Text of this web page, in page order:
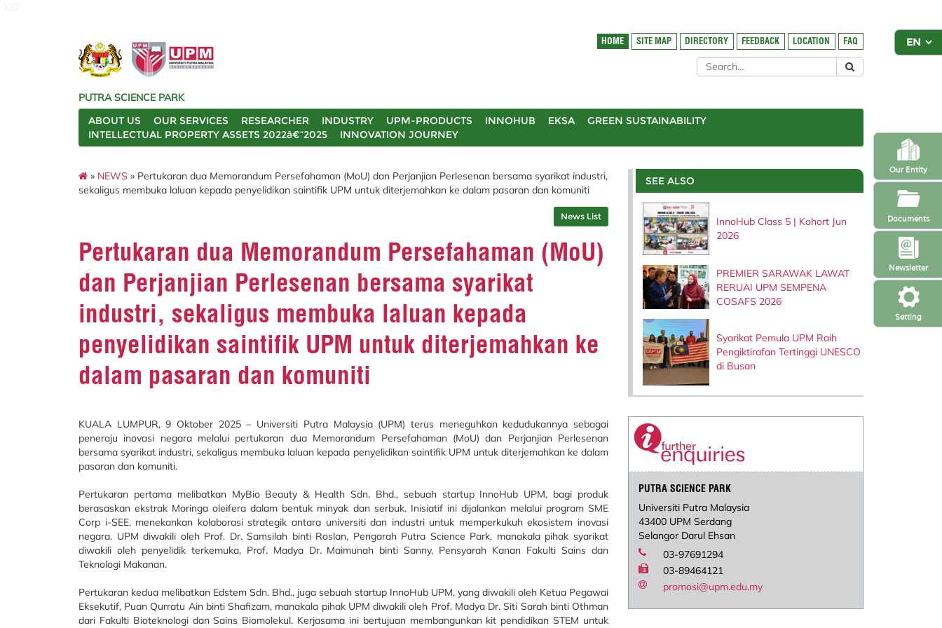
Setting
Newsletter
Our Entity
Documents
HOME SITE MAP DIRECTORY FEEDBACK LOCATION FAQ
PUTRA SCIENCE PARK
ABOUT US
OUR SERVICES RESEARCHER INDUSTRY UPM-PRODUCTS INNOHUB EKSA
GREEN SUSTAINABILITY
INTELLECTUAL PROPERTY ASSETS 2022â€“2025
INNOVATION JOURNEY
» NEWS » Pertukaran dua Memorandum Persefahaman (MoU) dan Perjanjian Perlesenan bersama syarikat industri,
sekaligus membuka laluan kepada penyelidikan saintifik UPM untuk diterjemahkan ke dalam pasaran dan komuniti
News List
Pertukaran dua Memorandum Persefahaman (MoU)
dan Perjanjian Perlesenan bersama syarikat
industri, sekaligus membuka laluan kepada
penyelidikan saintifik UPM untuk diterjemahkan ke
dalam pasaran dan komuniti
KUALA LUMPUR, 9 Oktober 2025 – Universiti Putra Malaysia (UPM) terus meneguhkan kedudukannya sebagai
peneraju inovasi negara melalui pertukaran dua Memorandum Persefahaman (MoU) dan Perjanjian Perlesenan
bersama syarikat industri, sekaligus membuka laluan kepada penyelidikan saintifik UPM untuk diterjemahkan ke dalam
pasaran dan komuniti.
Pertukaran pertama melibatkan MyBio Beauty & Health Sdn. Bhd., sebuah startup InnoHub UPM, bagi produk
berasaskan ekstrak Moringa oleifera dalam bentuk minyak dan serbuk. Inisiatif ini dijalankan melalui program SME
Corp i-SEE, menekankan kolaborasi strategik antara universiti dan industri untuk memperkukuh ekosistem inovasi
negara. UPM diwakili oleh Prof. Dr. Samsilah binti Roslan, Pengarah Putra Science Park, manakala pihak syarikat
diwakili oleh penyelidik terkemuka, Prof. Madya Dr. Maimunah binti Sanny, Pensyarah Kanan Fakulti Sains dan
Teknologi Makanan.
Pertukaran kedua melibatkan Edstem Sdn. Bhd., juga sebuah startup InnoHub UPM, yang diwakili oleh Ketua Pegawai
Eksekutif, Puan Qurratu Ain binti Shafizam, manakala pihak UPM diwakili oleh Prof. Madya Dr. Siti Sarah binti Othman
dari Fakulti Bioteknologi dan Sains Biomolekul. Kerjasama ini bertujuan membangunkan kit pendidikan STEM untuk
SEE ALSO
InnoHub Class 5 | Kohort Jun
2026
PREMIER SARAWAK LAWAT
RERUAI UPM SEMPENA
COSAFS 2026
Syarikat Pemula UPM Raih
Pengiktirafan Tertinggi UNESCO
di Busan
PUTRA SCIENCE PARK
Universiti Putra Malaysia
43400 UPM Serdang
Selangor Darul Ehsan
03-97691294
03-89464121
promosi@upm.edu.my